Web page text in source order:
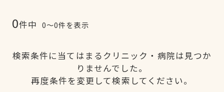
0件中 0〜0件を表示
検索条件に当てはまるクリニック・病院は見つか
りませんでした。
再度条件を変更して検索してください。